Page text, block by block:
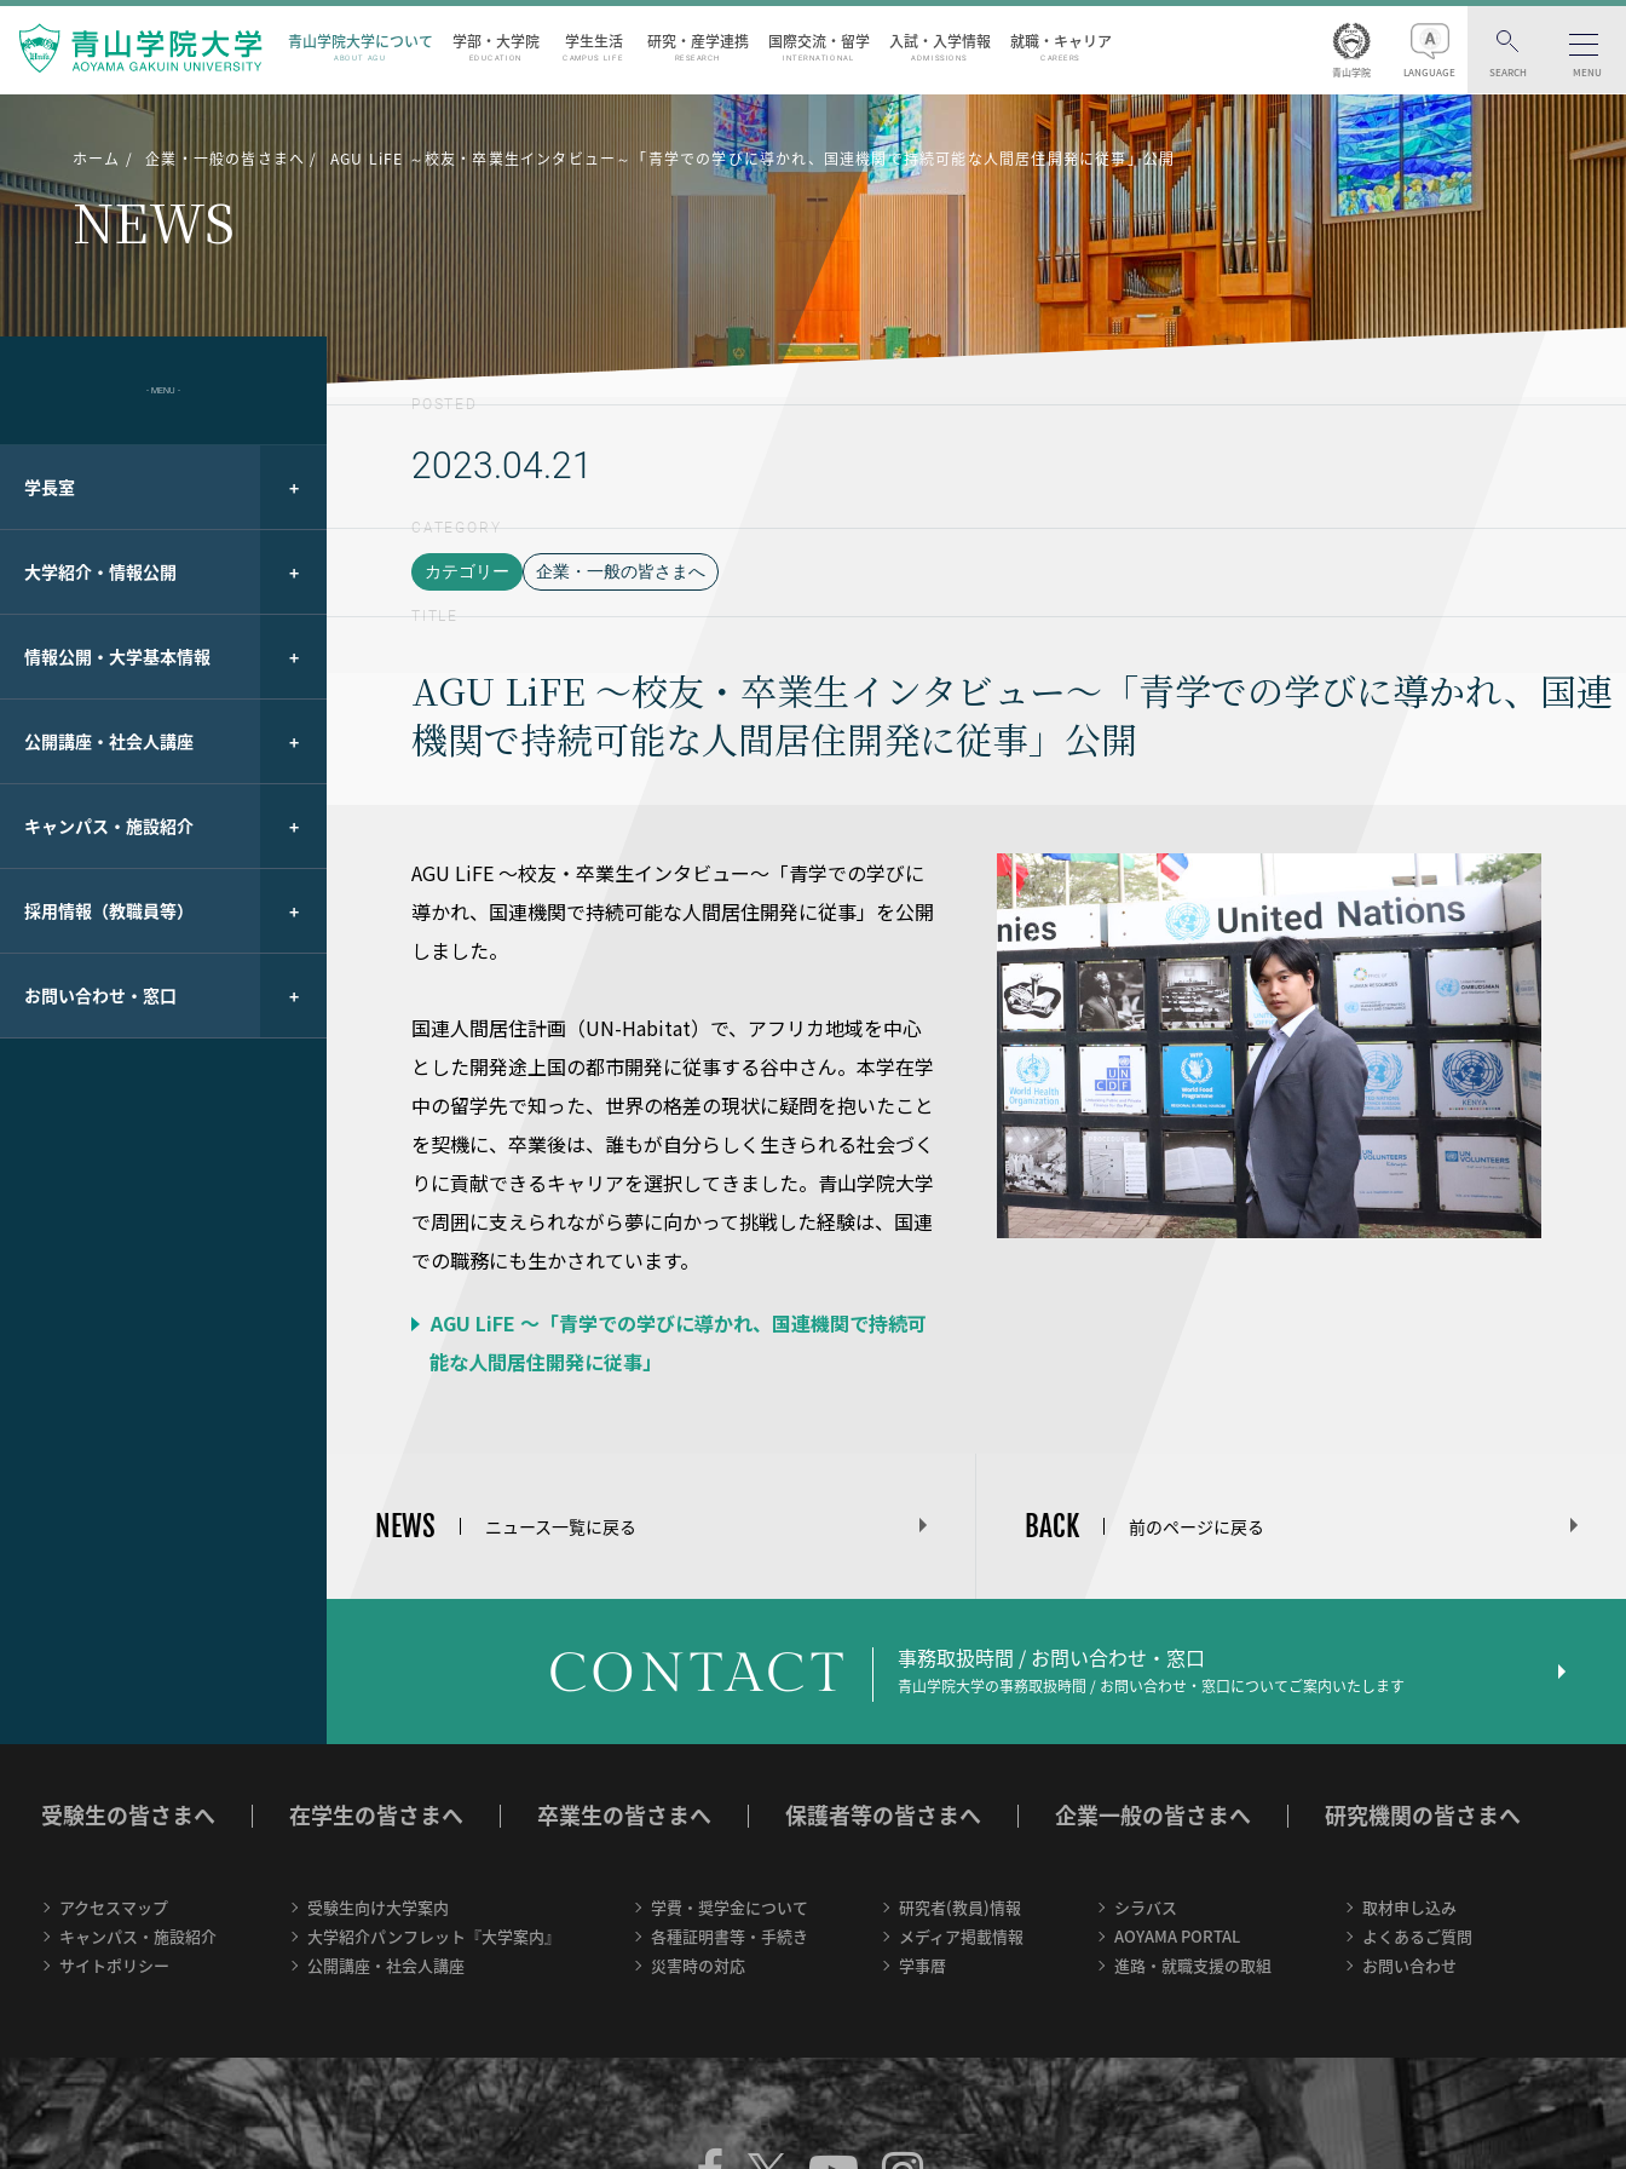
青山学院大学について
ABOUT AGU
学部・大学院
EDUCATION
学生生活
CAMPUS LIFE
研究・産学連携
RESEARCH
国際交流・留学
INTERNATIONAL
入試・入学情報
ADMISSIONS
就職・キャリア
CAREERS
青山学院 LANGUAGE SEARCH MENU
ホーム 企業・一般の皆さまへ AGU LiFE ～校友・卒業生インタビュー～「青学での学びに導かれ、国連機関で持続可能な人間居住開発に従事」公開
NEWS
- MENU -
学長室
大学紹介・情報公開
情報公開・大学基本情報
公開講座・社会人講座
キャンパス・施設紹介
採用情報（教職員等）
お問い合わせ・窓口
POSTED
2023.04.21
CATEGORY
カテゴリー 企業・一般の皆さまへ
TITLE
AGU LiFE ～校友・卒業生インタビュー～「青学での学びに導かれ、国連
機関で持続可能な人間居住開発に従事」公開
AGU LiFE ～校友・卒業生インタビュー～「青学での学びに
導かれ、国連機関で持続可能な人間居住開発に従事」を公開
しました。
国連人間居住計画（UN-Habitat）で、アフリカ地域を中心
とした開発途上国の都市開発に従事する谷中さん。本学在学
中の留学先で知った、世界の格差の現状に疑問を抱いたこと
を契機に、卒業後は、誰もが自分らしく生きられる社会づく
りに貢献できるキャリアを選択してきました。青山学院大学
で周囲に支えられながら夢に向かって挑戦した経験は、国連
での職務にも生かされています。
AGU LiFE ～「青学での学びに導かれ、国連機関で持続可
能な人間居住開発に従事」
NEWS ニュース一覧に戻る BACK 前のページに戻る
CONTACT 事務取扱時間 / お問い合わせ・窓口
青山学院大学の事務取扱時間 / お問い合わせ・窓口についてご案内いたします
受験生の皆さまへ 在学生の皆さまへ 卒業生の皆さまへ 保護者等の皆さまへ 企業一般の皆さまへ 研究機関の皆さまへ
アクセスマップ
キャンパス・施設紹介
サイトポリシー
受験生向け大学案内
大学紹介パンフレット『大学案内』
公開講座・社会人講座
学費・奨学金について
各種証明書等・手続き
災害時の対応
研究者(教員)情報
メディア掲載情報
学事暦
シラバス
AOYAMA PORTAL
進路・就職支援の取組
取材申し込み
よくあるご質問
お問い合わせ